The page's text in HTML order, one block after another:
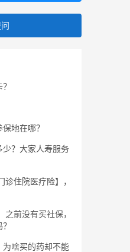
地在哪？
？大家人寿服务
诊住院医疗险】，
前没有买社保，
为啥买的药却不能